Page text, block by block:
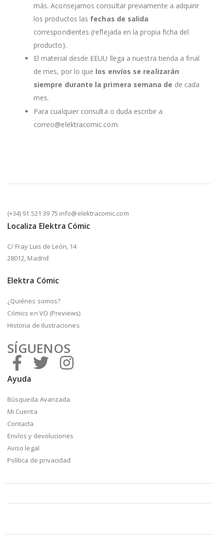
más. Aconsejamos consultar previamente a adquirir
los productos las fechas de salida
correspondientes (reflejada en la propia ficha del
producto).
El material desde EEUU llega a nuestra tienda a final
de mes, por lo que los envíos se realizarán
siempre durante la primera semana de de cada
mes.
Para cualquier consulta o duda escribir a
correo@elektracomic.com.
(+34) 91 521 39 75 info@elektracomic.com
Localiza Elektra Cómic
C/ Fray Luis de León, 14
28012, Madrid
Elektra Cómic
¿Quiénes somos?
Cómics en VO (Previews)
Historia de Ilustraciones
SÍGUENOS
Ayuda
Búsqueda Avanzada
Mi Cuenta
Contacta
Envíos y devoluciones
Aviso legal
Política de privacidad